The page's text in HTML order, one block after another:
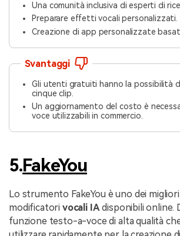
Una comunità inclusiva di esperti di
Preparare effetti vocali personalizzati.
Creazione di app personalizzate basate
Svantaggi
Gli utenti gratuiti hanno la possibilità
cinque clip.
Un aggiornamento del costo è
voce utilizzabili in commercio.
5.FakeYou
Lo strumento FakeYou è uno dei migliori
modificatori vocali IA disponibili online.
funzione testo-a-voce di alta qualità